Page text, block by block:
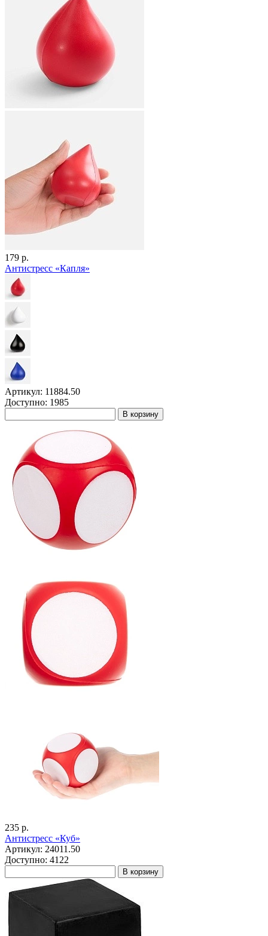
179 р.
Антистресс «Капля»
Артикул: 11884.50
Доступно: 1985
В корзину
235 р.
Антистресс «Куб»
Артикул: 24011.50
Доступно: 4122
В корзину